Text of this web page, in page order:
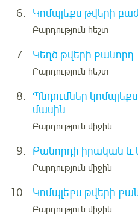
6. Կոմպլեքս թվերի
Բարդություն հեշտ
7. Կեղծ թվերի քանորդ
Բարդություն հեշտ
8. Պնդումներ
մասին
Բարդություն միջին
9. Քանորդի իրական և
Բարդություն միջին
10. Կոմպլեքս թվերի
Բարդություն միջին